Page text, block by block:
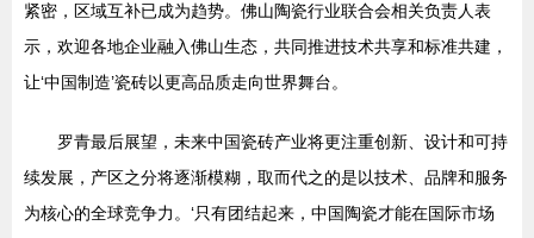
紧密，区域互补已成为趋势。佛山陶瓷行业联合会相关负责人表
示，欢迎各地企业融入佛山生态，共同推进技术共享和标准共建，
让‘中国制造’瓷砖以更高品质走向世界舞台。
罗青最后展望，未来中国瓷砖产业将更注重创新、设计和可持
续发展，产区之分将逐渐模糊，取而代之的是以技术、品牌和服务
为核心的全球竞争力。‘只有团结起来，中国陶瓷才能在国际市场